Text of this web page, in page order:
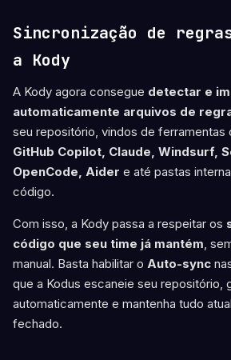
Sincronização de
a Kody
A Kody agora consegue detectar e
automaticamente arquivos de
seu repositório, vindos de ferramentas
GitHub Copilot, Claude, Windsurf,
OpenCode, Aider e até pastas
código.
Com isso, a Kody passa a respeitar os
código que seu time já mantém,
manual. Basta habilitar o Auto-sync
que a Kodus escaneie seu repositório,
automaticamente e mantenha tudo
fechado.